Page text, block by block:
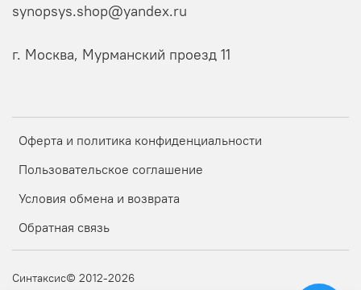
Оферта и политика конфиденциальности
Пользовательское соглашение
Условия обмена и возврата
Обратная связь
synopsys.shop@yandex.ru
г. Москва, Мурманский проезд 11
Синтаксис© 2012-2026